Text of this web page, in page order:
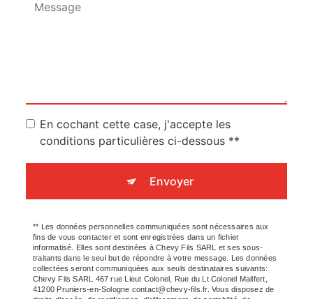
En cochant cette case, j'accepte les
conditions particulières ci-dessous **
Envoyer
** Les données personnelles communiquées sont nécessaires aux
fins de vous contacter et sont enregistrées dans un fichier
informatisé. Elles sont destinées à Chevy Fils SARL et ses sous-
traitants dans le seul but de répondre à votre message. Les données
collectées seront communiquées aux seuls destinataires suivants:
Chevy Fils SARL 467 rue Lieut Colonel, Rue du Lt Colonel Mailfert,
41200 Pruniers-en-Sologne contact@chevy-fils.fr. Vous disposez de